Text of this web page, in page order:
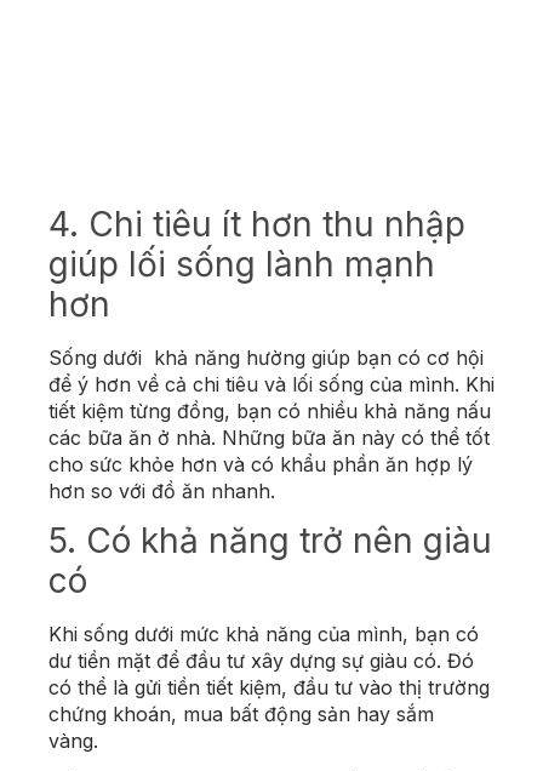
4. Chi tiêu ít hơn thu nhập
giúp lối sống lành mạnh
hơn
Sống dưới khả năng hường giúp bạn có cơ hội
để ý hơn về cả chi tiêu và lối sống của mình. Khi
tiết kiệm từng đồng, bạn có nhiều khả năng nấu
các bữa ăn ở nhà. Những bữa ăn này có thể tốt
cho sức khỏe hơn và có khẩu phần ăn hợp lý
hơn so với đồ ăn nhanh.
5. Có khả năng trở nên giàu
có
Khi sống dưới mức khả năng của mình, bạn có
dư tiền mặt để đầu tư xây dựng sự giàu có. Đó
có thể là gửi tiền tiết kiệm, đầu tư vào thị trường
chứng khoán, mua bất động sản hay sắm
vàng.